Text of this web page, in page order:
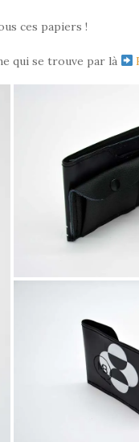
ces papiers !
qui se trouve par là